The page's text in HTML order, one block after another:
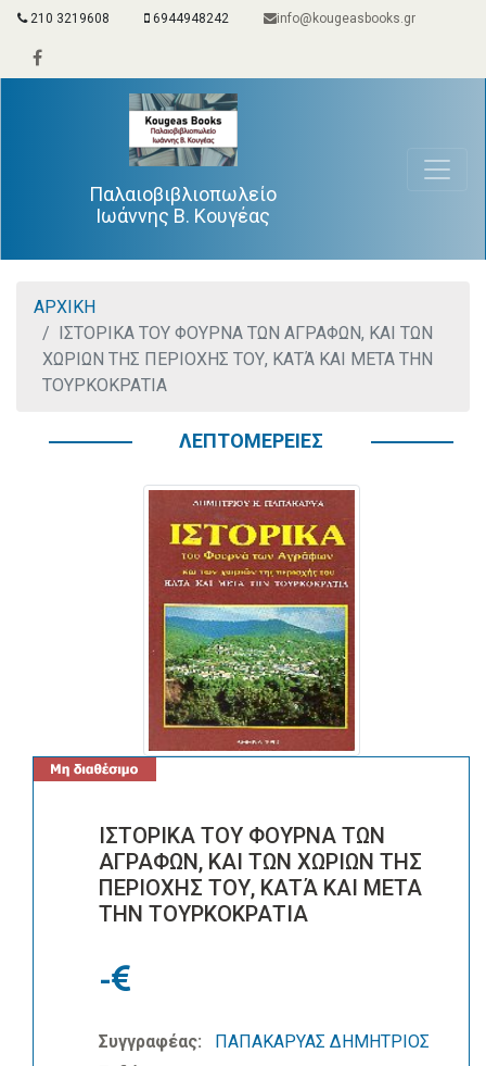
210 3219608 6944948242 info@kougeasbooks.gr
Παλαιοβιβλιοπωλείο
Ιωάννης Β. Κουγέας
ΑΡΧΙΚΗ
ΙΣΤΟΡΙΚΑ ΤΟΥ ΦΟΥΡΝΑ ΤΩΝ ΑΓΡΑΦΩΝ, ΚΑΙ ΤΩΝ
ΧΩΡΙΩΝ ΤΗΣ ΠΕΡΙΟΧΗΣ ΤΟΥ, ΚΑΤΆ ΚΑΙ ΜΕΤΑ ΤΗΝ
ΤΟΥΡΚΟΚΡΑΤΙΑ
ΛΕΠΤΟΜΕΡΕΙΕΣ
ΙΣΤΟΡΙΚΑ ΤΟΥ ΦΟΥΡΝΑ ΤΩΝ
ΑΓΡΑΦΩΝ, ΚΑΙ ΤΩΝ ΧΩΡΙΩΝ ΤΗΣ
ΠΕΡΙΟΧΗΣ ΤΟΥ, ΚΑΤΆ ΚΑΙ ΜΕΤΑ
ΤΗΝ ΤΟΥΡΚΟΚΡΑΤΙΑ
-
Συγγραφέας:
ΠΑΠΑΚΑΡΥΑΣ ΔΗΜΗΤΡΙΟΣ